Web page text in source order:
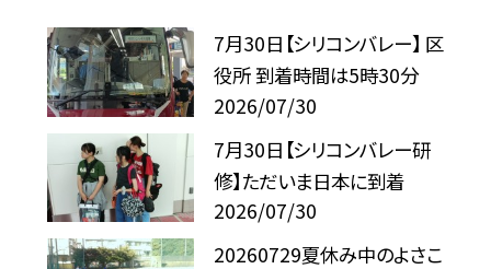
7月30日【シリコンバレー】 区
役所 到着時間は5時30分
2026/07/30
7月30日【シリコンバレー研
修】ただいま日本に到着
2026/07/30
20260729夏休み中のよさこ